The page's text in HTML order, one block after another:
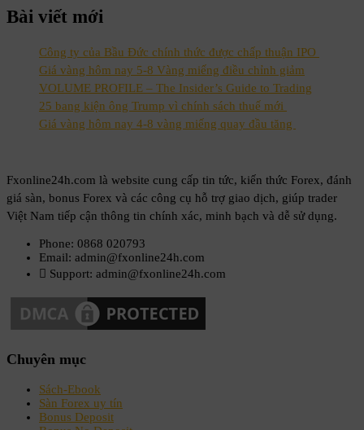
Bài viết mới
Công ty của Bầu Đức chính thức được chấp thuận IPO
Giá vàng hôm nay 5-8 Vàng miếng điều chỉnh giảm
VOLUME PROFILE – The Insider’s Guide to Trading
25 bang kiện ông Trump vì chính sách thuế mới
Giá vàng hôm nay 4-8 vàng miếng quay đầu tăng
Fxonline24h.com là website cung cấp tin tức, kiến thức Forex, đánh
giá sàn, bonus Forex và các công cụ hỗ trợ giao dịch, giúp trader
Việt Nam tiếp cận thông tin chính xác, minh bạch và dễ sử dụng.
Phone: 0868 020793
Email: admin@fxonline24h.com
Support: admin@fxonline24h.com
Chuyên mục
Sách-Ebook
Sàn Forex uy tín
Bonus Deposit